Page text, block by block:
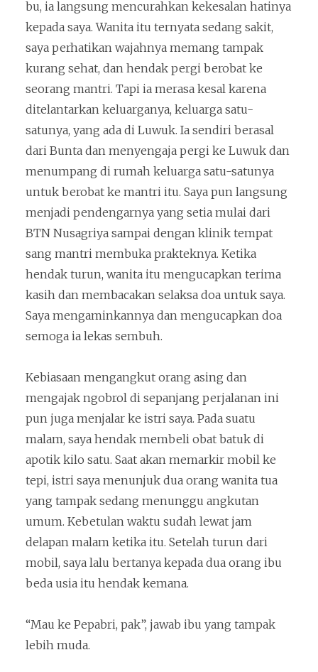
bu, ia langsung mencurahkan kekesalan hatinya
kepada saya. Wanita itu ternyata sedang sakit,
saya perhatikan wajahnya memang tampak
kurang sehat, dan hendak pergi berobat ke
seorang mantri. Tapi ia merasa kesal karena
ditelantarkan keluarganya, keluarga satu-
satunya, yang ada di Luwuk. Ia sendiri berasal
dari Bunta dan menyengaja pergi ke Luwuk dan
menumpang di rumah keluarga satu-satunya
untuk berobat ke mantri itu. Saya pun langsung
menjadi pendengarnya yang setia mulai dari
BTN Nusagriya sampai dengan klinik tempat
sang mantri membuka prakteknya. Ketika
hendak turun, wanita itu mengucapkan terima
kasih dan membacakan selaksa doa untuk saya.
Saya mengaminkannya dan mengucapkan doa
semoga ia lekas sembuh.
Kebiasaan mengangkut orang asing dan
mengajak ngobrol di sepanjang perjalanan ini
pun juga menjalar ke istri saya. Pada suatu
malam, saya hendak membeli obat batuk di
apotik kilo satu. Saat akan memarkir mobil ke
tepi, istri saya menunjuk dua orang wanita tua
yang tampak sedang menunggu angkutan
umum. Kebetulan waktu sudah lewat jam
delapan malam ketika itu. Setelah turun dari
mobil, saya lalu bertanya kepada dua orang ibu
beda usia itu hendak kemana.
“Mau ke Pepabri, pak”, jawab ibu yang tampak
lebih muda.